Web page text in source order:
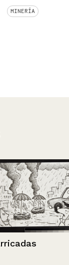
MINERÍA